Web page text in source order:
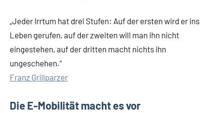
„Jeder Irrtum hat drei Stufen: Auf der ersten wird er ins
Leben gerufen, auf der zweiten will man ihn nicht
eingestehen, auf der dritten macht nichts ihn
ungeschehen.“
Franz Grillparzer
Die E-Mobilität macht es vor